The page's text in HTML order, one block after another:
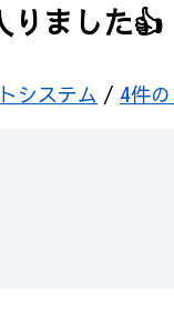
りました👍
システム / 4件